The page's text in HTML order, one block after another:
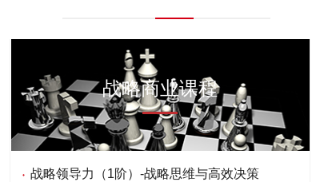
战略商业课程
战略领导力（1阶）-战略思维与高效决策